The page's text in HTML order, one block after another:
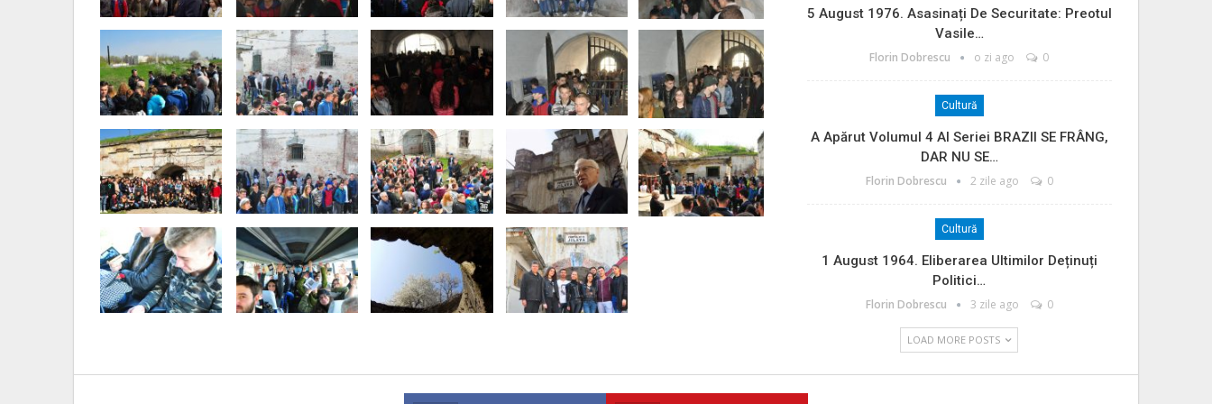
5 August 1976. Asasinați De Securitate: Preotul
Vasile…
Florin Dobrescu o zi ago 0
Cultură
A Apărut Volumul 4 Al Seriei BRAZII SE FRÂNG,
DAR NU SE…
Florin Dobrescu 2 zile ago 0
Cultură
1 August 1964. Eliberarea Ultimilor Deținuți
Politici…
Florin Dobrescu 3 zile ago 0
LOAD MORE POSTS